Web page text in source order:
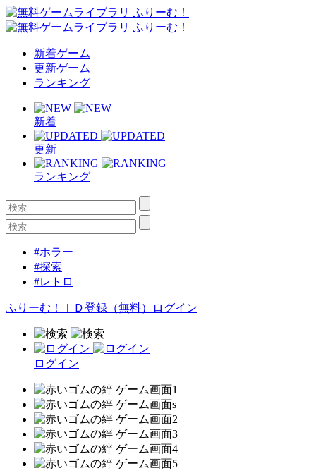
新着ゲーム
更新ゲーム
ランキング
新着
更新
ランキング
#ホラー
#探索
#レトロ
ふりーむ！ＩＤ登録（無料） ログイン
ログイン